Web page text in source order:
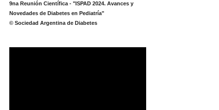
9na Reunión Científica - "ISPAD 2024. Avances y
Novedades de Diabetes en Pediatría"
© Sociedad Argentina de Diabetes